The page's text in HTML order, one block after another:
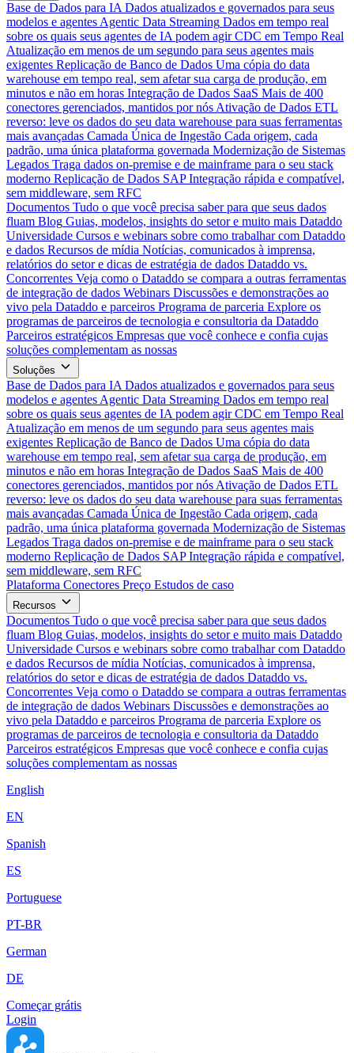
Base de Dados para IA Dados atualizados e governados para seus
modelos e agentes Agentic Data Streaming Dados em tempo real
sobre os quais seus agentes de IA podem agir CDC em Tempo Real
Atualização em menos de um segundo para seus agentes mais
exigentes Replicação de Banco de Dados Uma cópia do data
warehouse em tempo real, sem afetar sua carga de produção, em
minutos e não em horas Integração de Dados SaaS Mais de 400
conectores gerenciados, mantidos por nós Ativação de Dados ETL
reverso: leve os dados do seu data warehouse para suas ferramentas
mais avançadas Camada Única de Ingestão Cada origem, cada
padrão, uma única plataforma governada Modernização de Sistemas
Legados Traga dados on-premise e de mainframe para o seu stack
moderno Replicação de Dados SAP Integração rápida e compatível,
sem middleware, sem RFC
Documentos Tudo o que você precisa saber para que seus dados
fluam Blog Guias, modelos, insights do setor e muito mais Dataddo
Universidade Cursos e webinars sobre como trabalhar com Dataddo
e dados Recursos de mídia Notícias, comunicados à imprensa,
relatórios do setor e dicas de estratégia de dados Dataddo vs.
Concorrentes Veja como o Dataddo se compara a outras ferramentas
de integração de dados Webinars Discussões e demonstrações ao
vivo pela Dataddo e parceiros Programa de parceria Explore os
programas de parceiros de tecnologia e consultoria da Dataddo
Parceiros estratégicos Empresas que você conhece e confia cujas
soluções complementam as nossas
Soluções
Base de Dados para IA Dados atualizados e governados para seus
modelos e agentes Agentic Data Streaming Dados em tempo real
sobre os quais seus agentes de IA podem agir CDC em Tempo Real
Atualização em menos de um segundo para seus agentes mais
exigentes Replicação de Banco de Dados Uma cópia do data
warehouse em tempo real, sem afetar sua carga de produção, em
minutos e não em horas Integração de Dados SaaS Mais de 400
conectores gerenciados, mantidos por nós Ativação de Dados ETL
reverso: leve os dados do seu data warehouse para suas ferramentas
mais avançadas Camada Única de Ingestão Cada origem, cada
padrão, uma única plataforma governada Modernização de Sistemas
Legados Traga dados on-premise e de mainframe para o seu stack
moderno Replicação de Dados SAP Integração rápida e compatível,
sem middleware, sem RFC
Plataforma Conectores Preço Estudos de caso
Recursos
Documentos Tudo o que você precisa saber para que seus dados
fluam Blog Guias, modelos, insights do setor e muito mais Dataddo
Universidade Cursos e webinars sobre como trabalhar com Dataddo
e dados Recursos de mídia Notícias, comunicados à imprensa,
relatórios do setor e dicas de estratégia de dados Dataddo vs.
Concorrentes Veja como o Dataddo se compara a outras ferramentas
de integração de dados Webinars Discussões e demonstrações ao
vivo pela Dataddo e parceiros Programa de parceria Explore os
programas de parceiros de tecnologia e consultoria da Dataddo
Parceiros estratégicos Empresas que você conhece e confia cujas
soluções complementam as nossas
English
EN
Spanish
ES
Portuguese
PT-BR
German
DE
Começar grátis
Login